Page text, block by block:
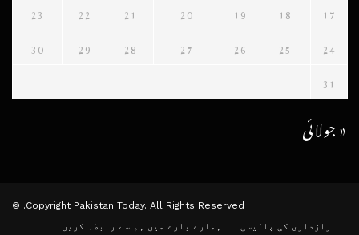
17
18
19
20
21
22
23
24
25
26
27
28
29
30
31
« جولائی
Copyright Pakistan Today. All Rights Reserved. ©
رازداری کی پالیسی
ہمارے بارے میں ہم سے رابطہ کریں۔